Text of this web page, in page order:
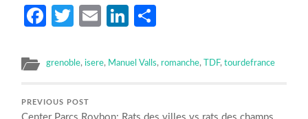
Facebook
Twitter
EmailLinkedIn
grenoble, isere, Manuel Valls, romanche, TDF,tourdefrance
PREVIOUS POST